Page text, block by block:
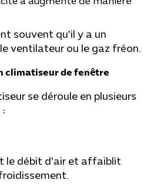
souvent qu'il y a un
ventilateur ou le gaz fréon.
climatiseur de fenêtre
se déroule en plusieurs
le débit d'air et affaiblit